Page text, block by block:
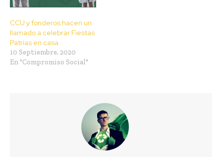
CCU y fonderos hacen un
llamado a celebrar Fiestas
Patrias en casa
10 Septiembre, 2020
En "Compromiso Social"